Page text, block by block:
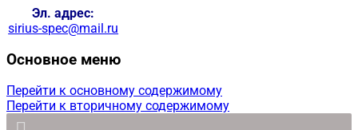
Эл. адрес:
sirius-spec@mail.ru
Основное меню
Перейти к основному содержимому
Перейти к вторичному содержимому